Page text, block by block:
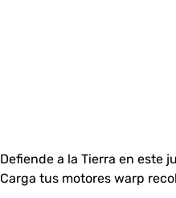
Defiende a la Tierra en este
Carga tus motores warp